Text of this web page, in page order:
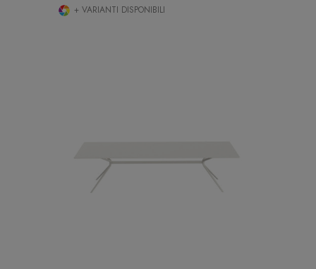
+ VARIANTI DISPONIBILI